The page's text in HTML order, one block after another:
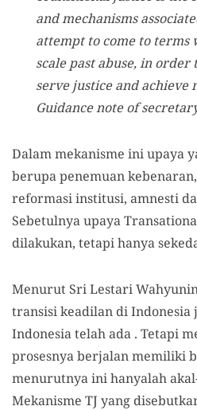
and mechanisms
attempt to come to terms
scale past abuse, in
serve justice and achieve
Guidance note of
Dalam mekanisme ini upaya
berupa penemuan
reformasi institusi, amnesti
Sebetulnya upaya
dilakukan, tetapi hanya
Menurut Sri Lestari
transisi keadilan di Indonesia
Indonesia telah ada . Tetapi
prosesnya berjalan memiliki
menurutnya ini hanyalah
Mekanisme TJ yang